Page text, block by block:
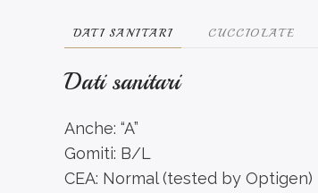
DATI SANITARI CUCCIOLATE
Dati sanitari
Anche: “A”
Gomiti: B/L
CEA: Normal (tested by Optigen)